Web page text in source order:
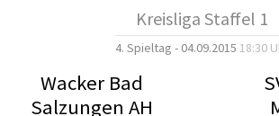
Kreisliga Staffel 1
4. Spieltag - 04.09.2015 18:30
Wacker Bad
Salzungen AH